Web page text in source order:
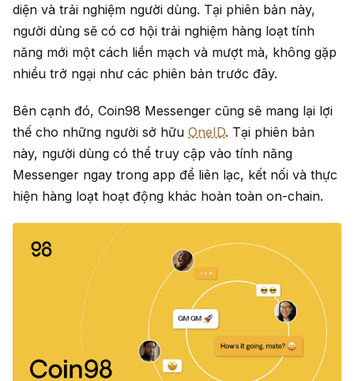
diện và trải nghiệm người dùng. Tại phiên bản này,
người dùng sẽ có cơ hội trải nghiệm hàng loạt tính
năng mới một cách liền mạch và mượt mà, không gặp
nhiều trở ngại như các phiên bản trước đây.
Bên cạnh đó, Coin98 Messenger cũng sẽ mang lại lợi
thế cho những người sở hữu OneID. Tại phiên bản
này, người dùng có thể truy cập vào tính năng
Messenger ngay trong app để liên lạc, kết nối và thực
hiện hàng loạt hoạt động khác hoàn toàn on-chain.